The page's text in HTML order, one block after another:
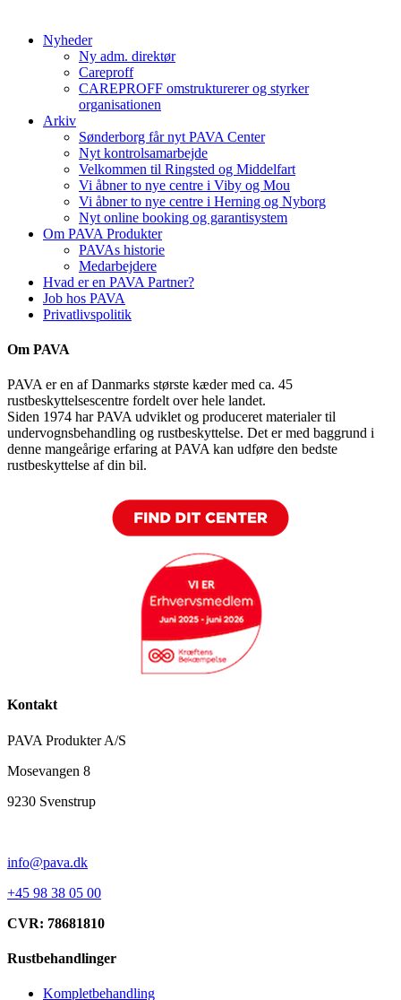
Nyheder
Ny adm. direktør
Careproff
CAREPROFF omstrukturerer og styrker
organisationen
Arkiv
Sønderborg får nyt PAVA Center
Nyt kontrolsamarbejde
Velkommen til Ringsted og Middelfart
Vi åbner to nye centre i Viby og Mou
Vi åbner to nye centre i Herning og Nyborg
Nyt online booking og garantisystem
Om PAVA Produkter
PAVAs historie
Medarbejdere
Hvad er en PAVA Partner?
Job hos PAVA
Privatlivspolitik
Om PAVA
PAVA er en af Danmarks største kæder med ca. 45
rustbeskyttelsescentre fordelt over hele landet.
Siden 1974 har PAVA udviklet og produceret materialer til
undervognsbehandling og rustbeskyttelse. Det er med baggrund i
denne mangeårige erfaring at PAVA kan udføre den bedste
rustbeskyttelse af din bil.
Kontakt
PAVA Produkter A/S
Mosevangen 8
9230 Svenstrup
info@pava.dk
+45 98 38 05 00
CVR: 78681810
Rustbehandlinger
Kompletbehandling